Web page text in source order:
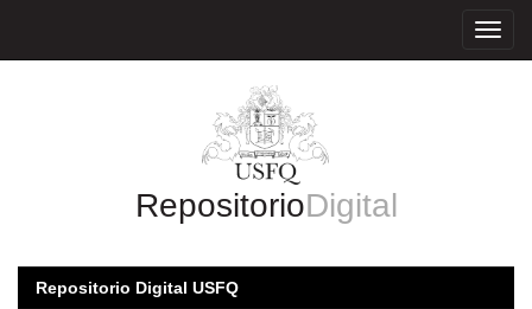
RepositorioDigital
Repositorio Digital USFQ